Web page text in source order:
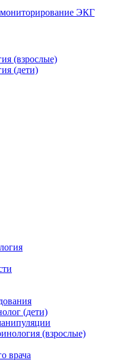
мониторирование ЭКГ
(взрослые)
(дети)
(дети)
(взрослые)
врача